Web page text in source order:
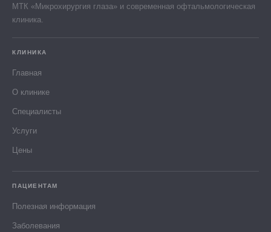
МТК «Микрохирургия глаза» и современная офтальмологическая
клиника.
КЛИНИКА
Главная
О клинике
Специалисты
Услуги
Цены
ПАЦИЕНТАМ
Полезная информация
Заболевания